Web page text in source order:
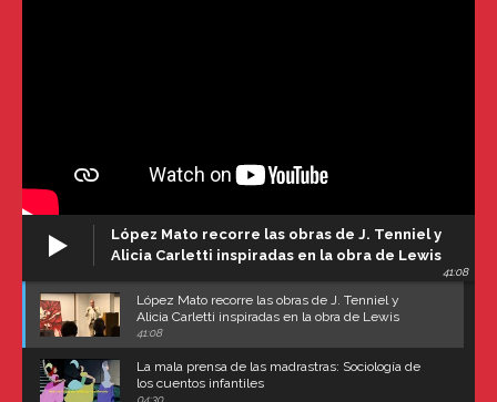
López Mato recorre las obras de J. Tenniel y
Alicia Carletti inspiradas en la obra de Lewis
41:08
López Mato recorre las obras de J. Tenniel y
Alicia Carletti inspiradas en la obra de Lewis
Carroll
41:08
La mala prensa de las madrastras: Sociología de
los cuentos infantiles
04:30